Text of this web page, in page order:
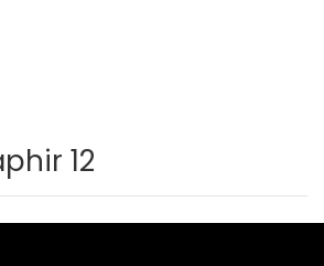
12